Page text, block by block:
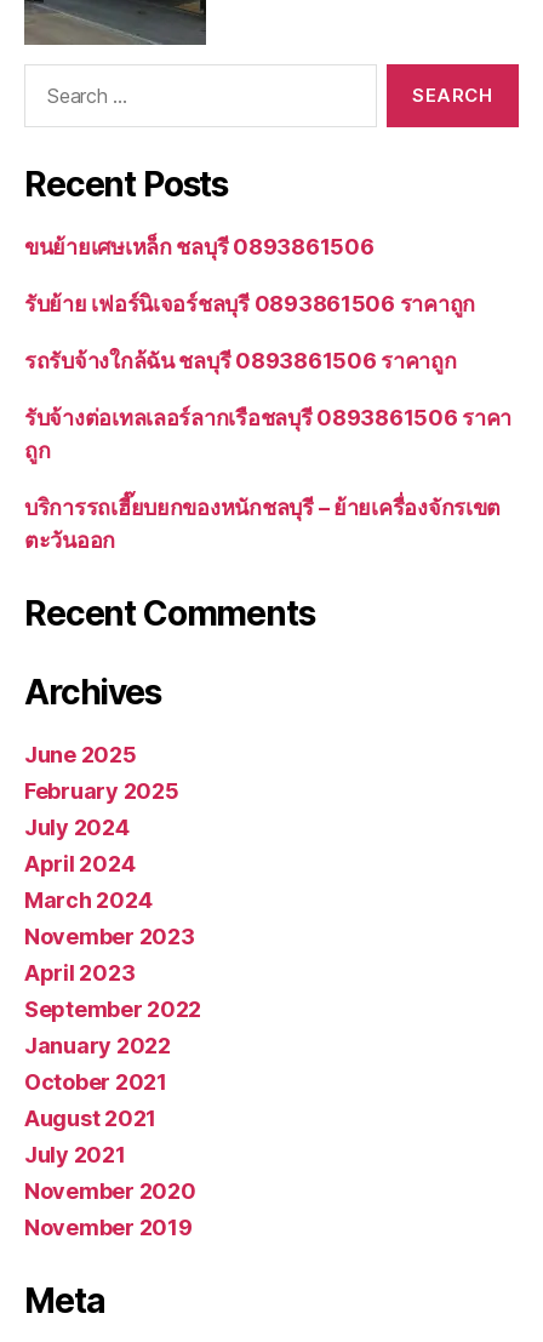
Recent Posts
ขนย้ายเศษเหล็ก ชลบุรี 0893861506
รับย้าย เฟอร์นิเจอร์ชลบุรี 0893861506 ราคาถูก
รถรับจ้างใกล้ฉัน ชลบุรี 0893861506 ราคาถูก
รับจ้างต่อเทลเลอร์ลากเรือชลบุรี 0893861506 ราคา
ถูก
บริการรถเฮี๊ยบยกของหนักชลบุรี – ย้ายเครื่องจักรเขต
ตะวันออก
Recent Comments
Archives
June 2025
February 2025
July 2024
April 2024
March 2024
November 2023
April 2023
September 2022
January 2022
October 2021
August 2021
July 2021
November 2020
November 2019
Meta